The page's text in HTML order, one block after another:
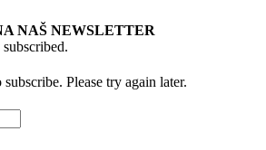
NAŠ NEWSLETTER
Please try again later.